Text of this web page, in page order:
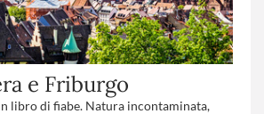
e Friburgo
libro di fiabe. Natura incontaminata,